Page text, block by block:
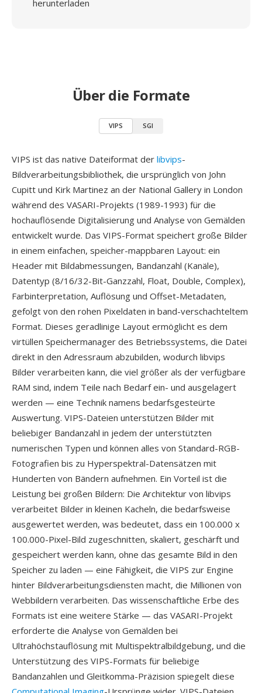
herunterladen
Über die Formate
VIPS SGI
VIPS ist das native Dateiformat der libvips-
Bildverarbeitungsbibliothek, die ursprünglich von John
Cupitt und Kirk Martinez an der National Gallery in London
während des VASARI-Projekts (1989-1993) für die
hochauflösende Digitalisierung und Analyse von Gemälden
entwickelt wurde. Das VIPS-Format speichert große Bilder
in einem einfachen, speicher-mappbaren Layout: ein
Header mit Bildabmessungen, Bandanzahl (Kanäle),
Datentyp (8/16/32-Bit-Ganzzahl, Float, Double, Complex),
Farbinterpretation, Auflösung und Offset-Metadaten,
gefolgt von den rohen Pixeldaten in band-verschachteltem
Format. Dieses geradlinige Layout ermöglicht es dem
virtüllen Speichermanager des Betriebssystems, die Datei
direkt in den Adressraum abzubilden, wodurch libvips
Bilder verarbeiten kann, die viel größer als der verfügbare
RAM sind, indem Teile nach Bedarf ein- und ausgelagert
werden — eine Technik namens bedarfsgesteürte
Auswertung. VIPS-Dateien unterstützen Bilder mit
beliebiger Bandanzahl in jedem der unterstützten
numerischen Typen und können alles von Standard-RGB-
Fotografien bis zu Hyperspektral-Datensätzen mit
Hunderten von Bändern aufnehmen. Ein Vorteil ist die
Leistung bei großen Bildern: Die Architektur von libvips
verarbeitet Bilder in kleinen Kacheln, die bedarfsweise
ausgewertet werden, was bedeutet, dass ein 100.000 x
100.000-Pixel-Bild zugeschnitten, skaliert, geschärft und
gespeichert werden kann, ohne das gesamte Bild in den
Speicher zu laden — eine Fähigkeit, die VIPS zur Engine
hinter Bildverarbeitungsdiensten macht, die Millionen von
Webbildern verarbeiten. Das wissenschaftliche Erbe des
Formats ist eine weitere Stärke — das VASARI-Projekt
erforderte die Analyse von Gemälden bei
Ultrahöchstauflösung mit Multispektralbildgebung, und die
Unterstützung des VIPS-Formats für beliebige
Bandanzahlen und Gleitkomma-Präzision spiegelt diese